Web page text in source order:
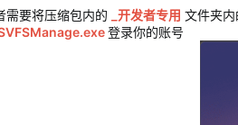
需要将压缩包内的 _开发者专用 文件夹内
登录你的账号​